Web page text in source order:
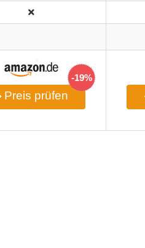
-19%
Preis prüfen